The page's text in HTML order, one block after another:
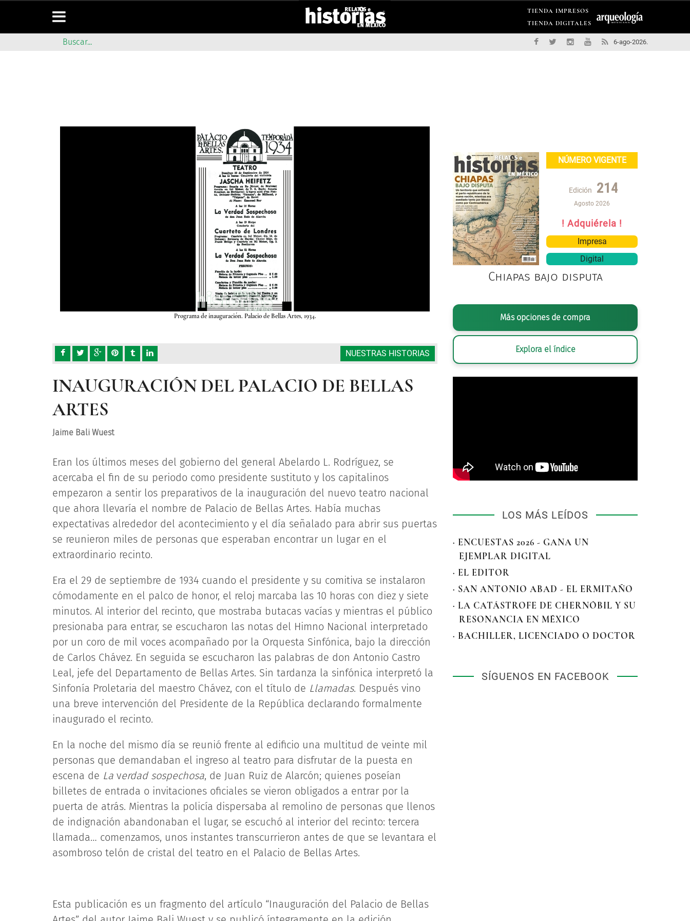
TIENDA IMPRESOS
TIENDA DIGITALES
6-ago-2026.
Programa de inauguración. Palacio de Bellas Artes, 1934. Programa de inauguración. Palacio de Bellas Artes, 1934.
NUESTRAS HISTORIAS
INAUGURACIÓN DEL PALACIO DE BELLAS
ARTES
Jaime Bali Wuest
Eran los últimos meses del gobierno del general Abelardo L. Rodríguez, se
acercaba el fin de su periodo como presidente sustituto y los capitalinos
empezaron a sentir los preparativos de la inauguración del nuevo teatro nacional
que ahora llevaría el nombre de Palacio de Bellas Artes. Había muchas
expectativas alrededor del acontecimiento y el día señalado para abrir sus puertas
se reunieron miles de personas que esperaban encontrar un lugar en el
extraordinario recinto.
Era el 29 de septiembre de 1934 cuando el presidente y su comitiva se instalaron
cómodamente en el palco de honor, el reloj marcaba las 10 horas con diez y siete
minutos. Al interior del recinto, que mostraba butacas vacías y mientras el público
presionaba para entrar, se escucharon las notas del Himno Nacional interpretado
por un coro de mil voces acompañado por la Orquesta Sinfónica, bajo la dirección
de Carlos Chávez. En seguida se escucharon las palabras de don Antonio Castro
Leal, jefe del Departamento de Bellas Artes. Sin tardanza la sinfónica interpretó la
Sinfonía Proletaria del maestro Chávez, con el título de Llamadas. Después vino
una breve intervención del Presidente de la República declarando formalmente
inaugurado el recinto.
En la noche del mismo día se reunió frente al edificio una multitud de veinte mil
personas que demandaban el ingreso al teatro para disfrutar de la puesta en
escena de La verdad sospechosa, de Juan Ruiz de Alarcón; quienes poseían
billetes de entrada o invitaciones oficiales se vieron obligados a entrar por la
puerta de atrás. Mientras la policía dispersaba al remolino de personas que llenos
de indignación abandonaban el lugar, se escuchó al interior del recinto: tercera
llamada… comenzamos, unos instantes transcurrieron antes de que se levantara el
asombroso telón de cristal del teatro en el Palacio de Bellas Artes.
Esta publicación es un fragmento del artículo “Inauguración del Palacio de Bellas
NÚMERO VIGENTE
Edición 214
Agosto 2026
! Adquiérela !
Impresa
Digital
Chiapas bajo disputa
Más opciones de compra
Explora el índice
LOS MÁS LEÍDOS
· ENCUESTAS 2026 - GANA UN
EJEMPLAR DIGITAL
· EL EDITOR
· SAN ANTONIO ABAD - EL ERMITAÑO
· LA CATÁSTROFE DE CHERNÓBIL Y SU
RESONANCIA EN MÉXICO
· BACHILLER, LICENCIADO O DOCTOR
SÍGUENOS EN FACEBOOK